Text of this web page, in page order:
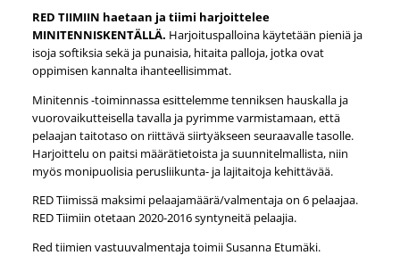
RED TIIMIIN haetaan ja tiimi harjoittelee
MINITENNISKENTÄLLÄ. Harjoituspalloina käytetään pieniä ja
isoja softiksia sekä ja punaisia, hitaita palloja, jotka ovat
oppimisen kannalta ihanteellisimmat.
Minitennis -toiminnassa esittelemme tenniksen hauskalla ja
vuorovaikutteisella tavalla ja pyrimme varmistamaan, että
pelaajan taitotaso on riittävä siirtyäkseen seuraavalle tasolle.
Harjoittelu on paitsi määrätietoista ja suunnitelmallista, niin
myös monipuolisia perusliikunta- ja lajitaitoja kehittävää.
RED Tiimissä maksimi pelaajamäärä/valmentaja on 6 pelaajaa.
RED Tiimiin otetaan 2020-2016 syntyneitä pelaajia.
Red tiimien vastuuvalmentaja toimii Susanna Etumäki.